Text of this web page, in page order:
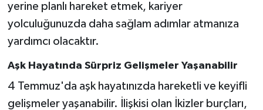
yerine planlı hareket etmek, kariyer
yolculuğunuzda daha sağlam adımlar atmanıza
yardımcı olacaktır.
Aşk Hayatında Sürpriz Gelişmeler Yaşanabilir
4 Temmuz'da aşk hayatınızda hareketli ve keyifli
gelişmeler yaşanabilir. İlişkisi olan İkizler burçları,